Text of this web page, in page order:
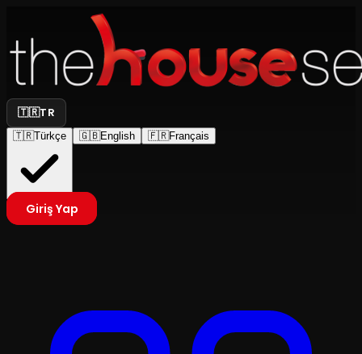
🇹🇷TR
🇹🇷Türkçe 🇬🇧English 🇫🇷Français
Giriş Yap